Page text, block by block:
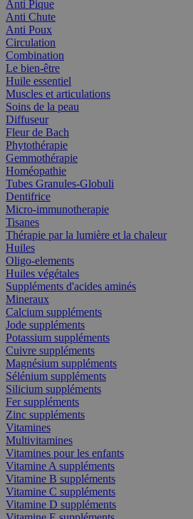
Anti Pique
Anti Chute
Anti Poux
Circulation
Combination
Le bien-être
Huile essentiel
Muscles et articulations
Soins de la peau
Diffuseur
Fleur de Bach
Phytothérapie
Gemmothérapie
Homéopathie
Tubes Granules-Globuli
Dentifrice
Micro-immunotherapie
Tisanes
Thérapie par la lumière et la chaleur
Huiles
Oligo-elements
Huiles végétales
Suppléments d'acides aminés
Mineraux
Calcium suppléments
Jode suppléments
Potassium suppléments
Cuivre suppléments
Magnésium suppléments
Sélénium suppléments
Silicium suppléments
Fer suppléments
Zinc suppléments
Vitamines
Multivitamines
Vitamines pour les enfants
Vitamine A suppléments
Vitamine B suppléments
Vitamine C suppléments
Vitamine D suppléments